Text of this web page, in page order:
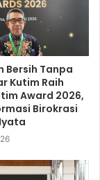
Bersih Tanpa
Kutim Raih
Award 2026,
Birokrasi